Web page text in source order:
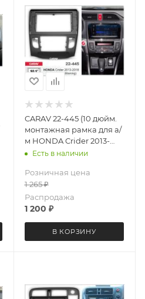
CARAV 22-445 (10 дюйм.
монтажная рамка для а/
м HONDA Crider 2013-
2018 с климатом
Есть в наличии
Розничная цена
1 265₽
Распродажа
1 200 ₽
В КОРЗИНУ